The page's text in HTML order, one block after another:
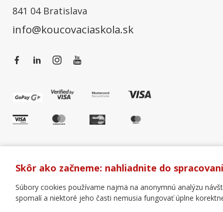
841 04 Bratislava
info@koucovaciaskola.sk
Všeobecné obchodné podmienky Správa cookies
Skôr ako začneme: nahliadnite do
Súbory cookies používame najmä na anonymnú analýzu
spomalí a niektoré jeho časti nemusia fungovať úplne